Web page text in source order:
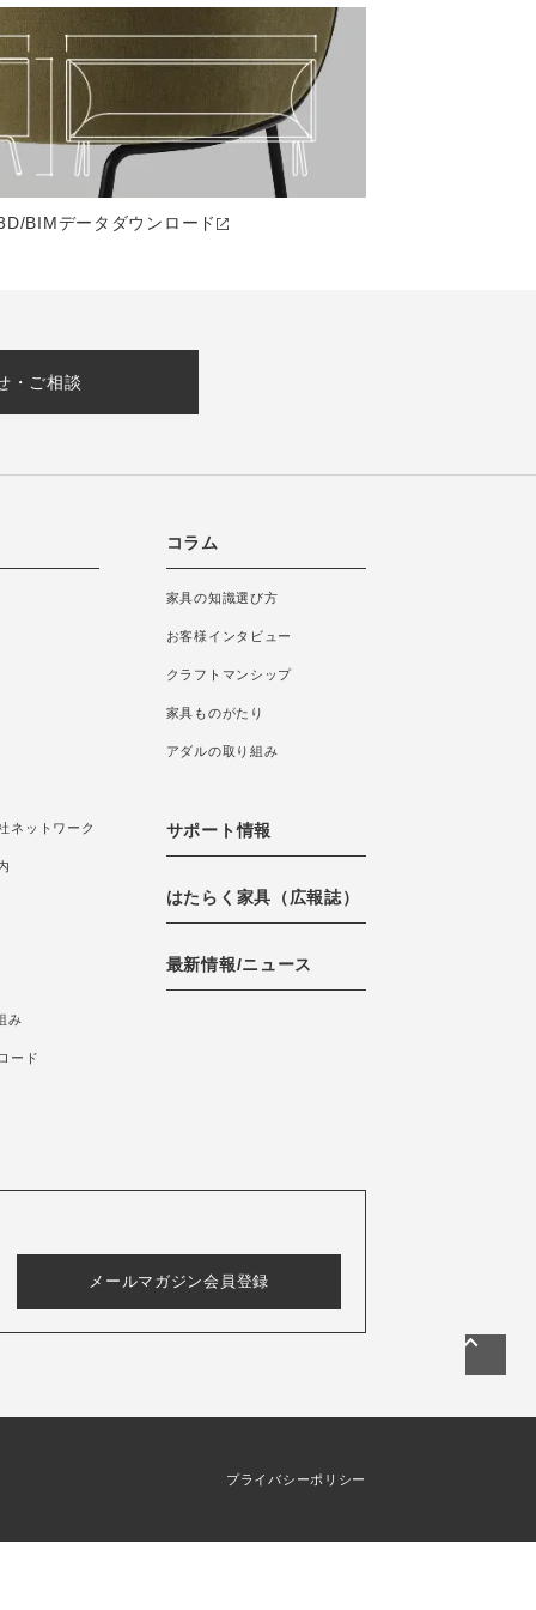
BIMデータ ダウンロード
・ご相談
ネットワーク
み
ード
コラム
家具の知識選び方
お客様インタビュー
クラフトマンシップ
家具ものがたり
アダルの取り組み
サポート情報
はたらく家具（広報誌）
最新情報/ニュース
メールマガジン会員登録
プライバシーポリシー